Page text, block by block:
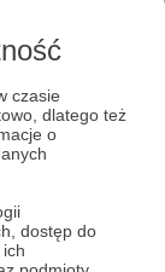
czasie
dlatego też
o
dostęp do
jedna z
i